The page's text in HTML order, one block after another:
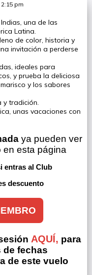
2:15 pm
una de las
Latina.
de color, historia y
invitación a perderse
ideales para
y prueba la deliciosa
y los sabores
y tradición.
unas vacaciones con
ya pueden ver
en esta página
entras al Club
descuento
AQUÍ, para
de fechas
de este vuelo